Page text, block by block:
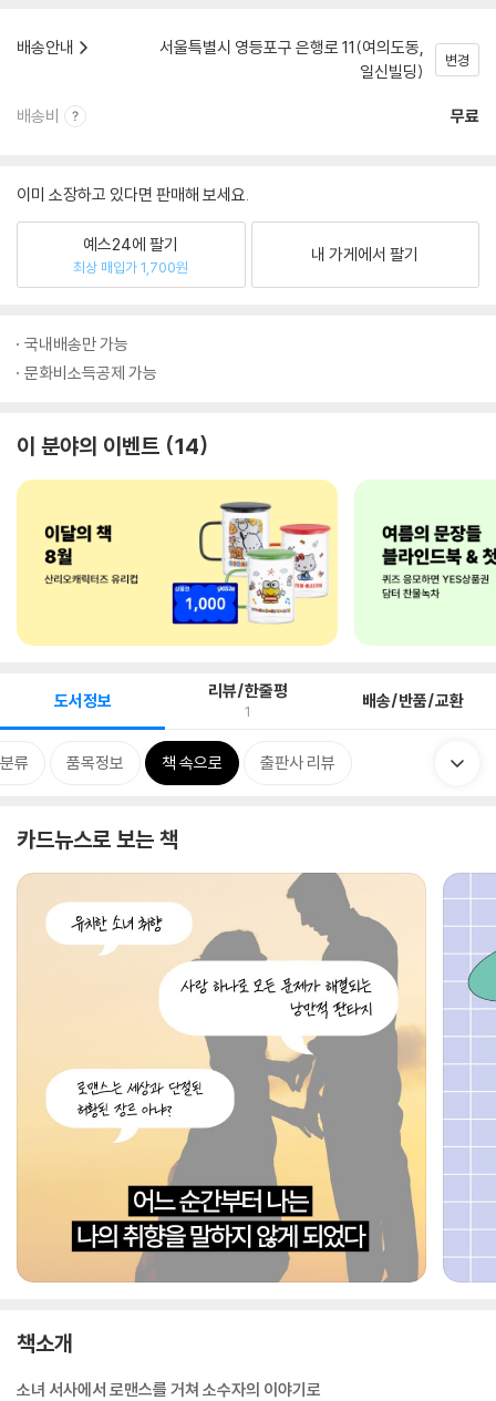
배송안내
서울특별시 영등포구 은행로 11(여의도동,
일신빌딩)
변경
배송비 무료
이미 소장하고 있다면 판매해 보세요.
예스24에 팔기
최상 매입가 1,700원
내 가게에서 팔기
국내배송만 가능
문화비소득공제 가능
이 분야의 이벤트 14
도서정보 리뷰/한줄평
1 배송/반품/교환
류 품목정보 책 속으로 출판사 리뷰
카드뉴스로 보는 책
책소개
소녀 서사에서 로맨스를 거쳐 소수자의 이야기로